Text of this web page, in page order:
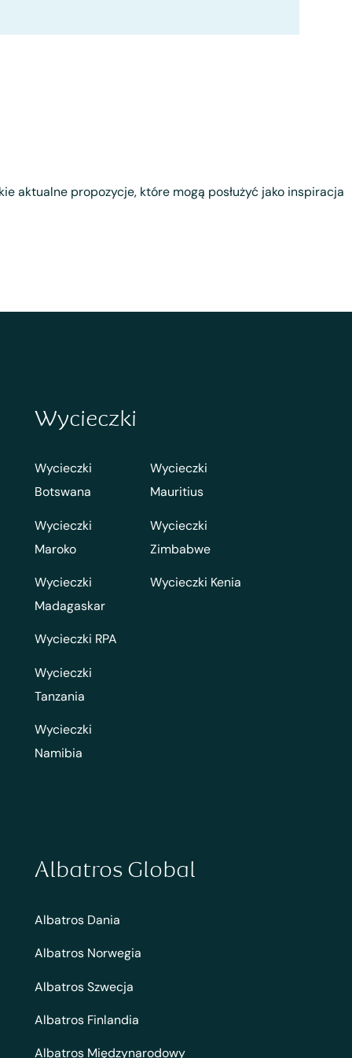
aktualne propozycje, które mogą posłużyć jako inspiracja
Wycieczki
Wycieczki
Botswana
Wycieczki
Maroko
Wycieczki
Madagaskar
Wycieczki RPA
Wycieczki
Tanzania
Wycieczki
Namibia
Wycieczki
Mauritius
Wycieczki
Zimbabwe
Wycieczki Kenia
Albatros Global
Albatros Dania
Albatros Norwegia
Albatros Szwecja
Albatros Finlandia
Albatros Międzynarodowy